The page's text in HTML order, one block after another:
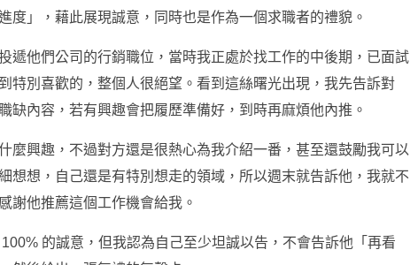
度」，藉此展現誠意，同時也是作為一個求職者的禮貌。
遞他們公司的行銷職位，當時我正處於找工作的中後期，已面試
特別喜歡的，整個人很絕望。看到這絲曙光出現，我先告訴對
缺內容，若有興趣會把履歷準備好，到時再麻煩他內推。
麼興趣，不過對方還是很熱心為我介紹一番，甚至還鼓勵我可以
想想，自己還是有特別想走的領域，所以週末就告訴他，我就不
謝他推薦這個工作機會給我。
的誠意，但我認為自己至少坦誠以告，不會告訴他「再看